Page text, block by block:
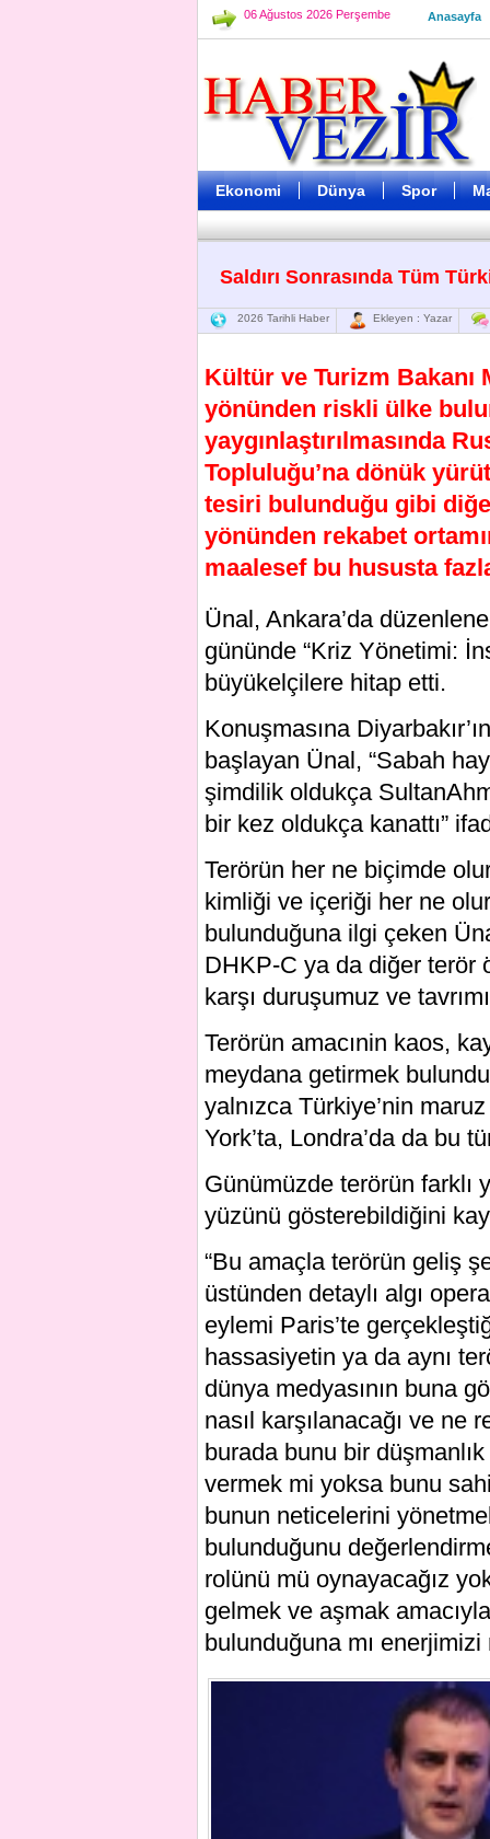
06 Ağustos 2026 Perşembe Anasayfa
Ekonomi Dünya Spor
Saldırı Sonrasında Tüm
2026 Tarihli Haber Ekleyen : Yazar
Kültür ve Turizm Bakanı
yönünden riskli ülke
yaygınlaştırılmasında
Topluluğu’na dönük
tesiri bulunduğu gibi
yönünden rekabet
maalesef bu hususta
Ünal, Ankara’da
gününde “Kriz Yönetimi:
büyükelçilere hitap etti.
Konuşmasına
başlayan Ünal, “Sabah
şimdilik oldukça
bir kez oldukça kanattı”
Terörün her ne biçimde
kimliği ve içeriği her ne
bulunduğuna ilgi çeken
DHKP-C ya da diğer terör
karşı duruşumuz ve
Terörün amacınin kaos,
meydana getirmek
yalnızca Türkiye’nin
York’ta, Londra’da da bu
Günümüzde terörün farklı
yüzünü gösterebildiğini
“Bu amaçla terörün geliş
üstünden detaylı algı
eylemi Paris’te
hassasiyetin ya da aynı
dünya medyasının buna
nasıl karşılanacağı ve
burada bunu bir
vermek mi yoksa bunu
bunun neticelerini
bulunduğunu
rolünü mü oynayacağız
gelmek ve aşmak
bulunduğuna mı